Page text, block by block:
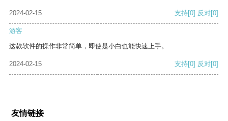
2024-02-15 支持[0] 反对[0]
游客
这款软件的操作非常简单，即使是小白也能快速上手。
2024-02-15 支持[0] 反对[0]
友情链接